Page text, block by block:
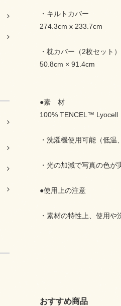
・キルトカバー
274.3cm x 233.7cm
・枕カバー（2枚セット）
50.8cm × 91.4cm
●素 材
100% TENCEL™ Lyocell
・洗濯機使用可能（低温
・光の加減で写真の色
●使用上の注意
・素材の特性上、使用や
おすすめ商品